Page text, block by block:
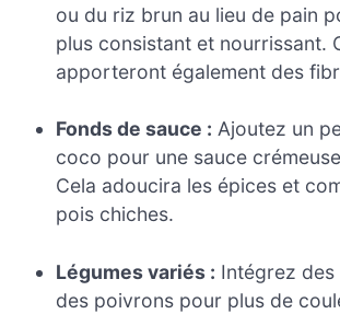
ou du riz brun au lieu de pain
plus consistant et nourrissant.
apporteront également des
Fonds de sauce : Ajoutez un
coco pour une sauce
Cela adoucira les épices et
pois chiches.
Légumes variés : Intégrez
des poivrons pour plus de